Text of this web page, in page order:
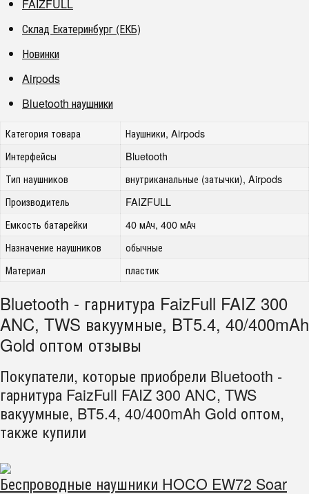
FAIZFULL
Склад Екатеринбург (ЕКБ)
Новинки
Airpods
Bluetooth наушники
Категория товара
Наушники, Airpods
Интерфейсы
Bluetooth
Тип наушников
внутриканальные (затычки), Airpods
Производитель
FAIZFULL
Емкость батарейки
40 мАч, 400 мАч
Назначение наушников
обычные
Материал
пластик
Bluetooth - гарнитура FaizFull FAIZ 300
ANC, TWS вакуумные, BT5.4, 40/400mAh
Gold оптом отзывы
Покупатели, которые приобрели Bluetooth -
гарнитура FaizFull FAIZ 300 ANC, TWS
вакуумные, BT5.4, 40/400mAh Gold оптом,
также купили
Беспроводные наушники HOCO EW72 Soar